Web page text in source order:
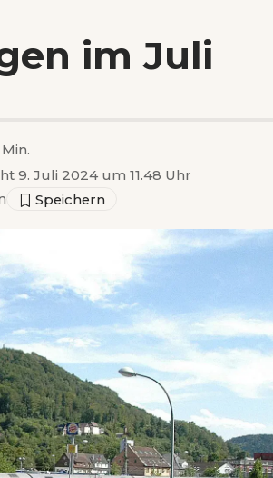
im Juli
9. Juli 2024 um 11.48 Uhr